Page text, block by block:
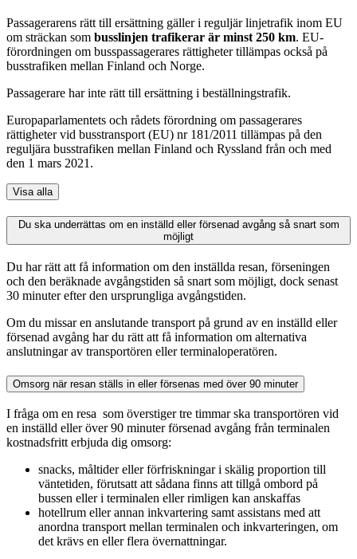
Passagerarens rätt till ersättning gäller i reguljär linjetrafik inom EU
om sträckan som busslinjen trafikerar är minst 250 km. EU-
förordningen om busspassagerares rättigheter tillämpas också på
busstrafiken mellan Finland och Norge.
Passagerare har inte rätt till ersättning i beställningstrafik.
Europaparlamentets och rådets förordning om passagerares
rättigheter vid busstransport (EU) nr 181/2011 tillämpas på den
reguljära busstrafiken mellan Finland och Ryssland från och med
den 1 mars 2021.
Visa alla
Du ska underrättas om en inställd eller försenad avgång så snart som
möjligt
Du har rätt att få information om den inställda resan, förseningen
och den beräknade avgångstiden så snart som möjligt, dock senast
30 minuter efter den ursprungliga avgångstiden.
Om du missar en anslutande transport på grund av en inställd eller
försenad avgång har du rätt att få information om alternativa
anslutningar av transportören eller terminaloperatören.
Omsorg när resan ställs in eller försenas med över 90 minuter
I fråga om en resa som överstiger tre timmar ska transportören vid
en inställd eller över 90 minuter försenad avgång från terminalen
kostnadsfritt erbjuda dig omsorg:
snacks, måltider eller förfriskningar i skälig proportion till
väntetiden, förutsatt att sådana finns att tillgå ombord på
bussen eller i terminalen eller rimligen kan anskaffas
hotellrum eller annan inkvartering samt assistans med att
anordna transport mellan terminalen och inkvarteringen, om
det krävs en eller flera övernattningar.